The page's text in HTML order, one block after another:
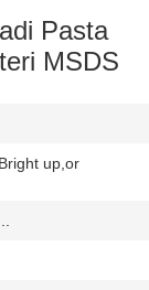
Pasta
MSDS
up,or